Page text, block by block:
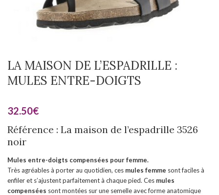
LA MAISON DE L’ESPADRILLE :
MULES ENTRE-DOIGTS
32.50€
Référence : La maison de l’espadrille 3526
noir
Mules entre-doigts compensées pour femme.
Très agréables à porter au quotidien, ces mules femme sont faciles à
enfiler et s’ajustent parfaitement à chaque pied. Ces mules
compensées sont montées sur une semelle avec forme anatomique